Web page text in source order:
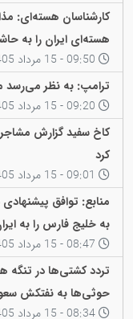
کارشناسان هسته‌ای:
هسته‌ای ایران را به
ترامپ: به نظر می‌رسد
کاخ سفید گزارش
کرد
منابع: توافق
به خلیج فارس را به
تردد کشتی‌ها در تنگه
حوثی‌ها به نفتکش